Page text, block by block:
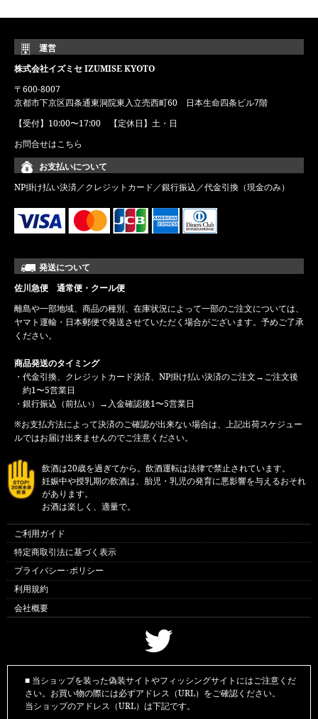
運営
株式会社イズミセ IZUMISE KYOTO
〒600-8007
京都市下京区四条通東洞院東入立売西町60 日本生命四条ビル7階
【受付】10:00〜17:00 【定休日】土・日
お問合せはこちら
お支払いについて
NP掛け払い決済／クレジットカード／銀行振込／代金引換（現金のみ）
発送について
佐川急便 通常便・クール便
離島や一部地域、商品の種別、在庫状況によって一部のご注文については、
ヤマト運輸・日本郵便で発送させていただく場合がございます。予めご了承
ください。
商品発送のタイミング
・代金引換、クレジットカード決済、NP掛け払い決済のご注文→ご注文後
約1〜5営業日
・銀行振込（前払い）→入金確認後1〜5営業日
※お支払方法によって決済のご確認が出来ない場合は、上記出荷スケジュー
ルではお届け出来ませんのでご注意ください。
飲酒は20歳を過ぎてから。飲酒運転は法律で禁止されています。
妊娠中や授乳期の飲酒は、胎児・乳児の発育に悪影響を与えるおそれ
があります。
お酒は楽しく、適量で。
ご利用ガイド
特定商取引法に基づく表示
プライバシー･ポリシー
利用規約
会社概要
■ 当ショップを装った偽装サイトやフィッシングサイトにはご注意くだ
さい。お買い物の際には必ずアドレス（URL）をご確認ください。
当ショップのアドレス（URL）は下記です。